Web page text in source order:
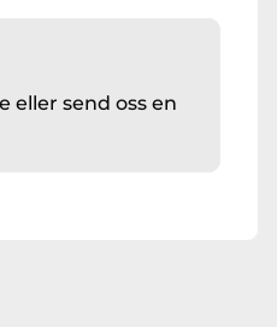
eller send oss en